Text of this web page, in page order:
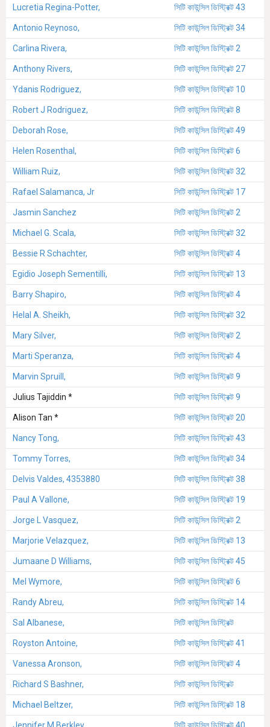
Lucretia Regina-Potter, সিটি কাউন্সিল ডিস্ট্রিক্ট 43
Antonio Reynoso, সিটি কাউন্সিল ডিস্ট্রিক্ট 34
Carlina Rivera, সিটি কাউন্সিল ডিস্ট্রিক্ট 2
Anthony Rivers, সিটি কাউন্সিল ডিস্ট্রিক্ট 27
Ydanis Rodriguez, সিটি কাউন্সিল ডিস্ট্রিক্ট 10
Robert J Rodriguez, সিটি কাউন্সিল ডিস্ট্রিক্ট 8
Deborah Rose, সিটি কাউন্সিল ডিস্ট্রিক্ট 49
Helen Rosenthal, সিটি কাউন্সিল ডিস্ট্রিক্ট 6
William Ruiz, সিটি কাউন্সিল ডিস্ট্রিক্ট 32
Rafael Salamanca, Jr সিটি কাউন্সিল ডিস্ট্রিক্ট 17
Jasmin Sanchez সিটি কাউন্সিল ডিস্ট্রিক্ট 2
Michael G. Scala, সিটি কাউন্সিল ডিস্ট্রিক্ট 32
Bessie R Schachter, সিটি কাউন্সিল ডিস্ট্রিক্ট 4
Egidio Joseph Sementilli, সিটি কাউন্সিল ডিস্ট্রিক্ট 13
Barry Shapiro, সিটি কাউন্সিল ডিস্ট্রিক্ট 4
Helal A. Sheikh, সিটি কাউন্সিল ডিস্ট্রিক্ট 32
Mary Silver, সিটি কাউন্সিল ডিস্ট্রিক্ট 2
Marti Speranza, সিটি কাউন্সিল ডিস্ট্রিক্ট 4
Marvin Spruill, সিটি কাউন্সিল ডিস্ট্রিক্ট 9
Julius Tajiddin * সিটি কাউন্সিল ডিস্ট্রিক্ট 9
Alison Tan * সিটি কাউন্সিল ডিস্ট্রিক্ট 20
Nancy Tong, সিটি কাউন্সিল ডিস্ট্রিক্ট 43
Tommy Torres, সিটি কাউন্সিল ডিস্ট্রিক্ট 34
Delvis Valdes, 4353880 সিটি কাউন্সিল ডিস্ট্রিক্ট 38
Paul A Vallone, সিটি কাউন্সিল ডিস্ট্রিক্ট 19
Jorge L Vasquez, সিটি কাউন্সিল ডিস্ট্রিক্ট 2
Marjorie Velazquez, সিটি কাউন্সিল ডিস্ট্রিক্ট 13
Jumaane D Williams, সিটি কাউন্সিল ডিস্ট্রিক্ট 45
Mel Wymore, সিটি কাউন্সিল ডিস্ট্রিক্ট 6
Randy Abreu, সিটি কাউন্সিল ডিস্ট্রিক্ট 14
Sal Albanese, সিটি কাউন্সিল ডিস্ট্রিক্ট
Royston Antoine, সিটি কাউন্সিল ডিস্ট্রিক্ট 41
Vanessa Aronson, সিটি কাউন্সিল ডিস্ট্রিক্ট 4
Richard S Bashner, সিটি কাউন্সিল ডিস্ট্রিক্ট
Michael Beltzer, সিটি কাউন্সিল ডিস্ট্রিক্ট 18